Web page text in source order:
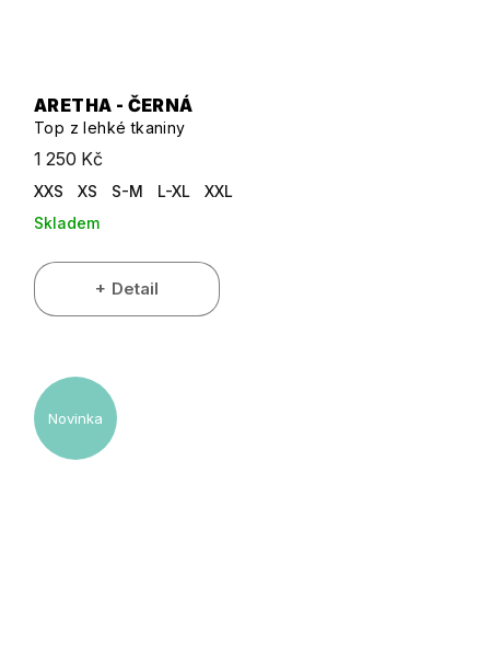
ARETHA - ČERNÁ
Top z lehké tkaniny
1 250 Kč
XXS XS S-M L-XL
XXL
Skladem
Detail
Novinka